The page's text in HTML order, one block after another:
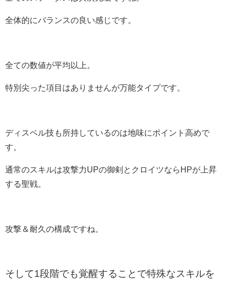
全体的にバランスの良い感じです。
全ての数値が平均以上。
特別尖った項目はありませんが万能タイプです。
ディスペル技も所持しているのは地味にポイント高めで
す。
通常のスキルは攻撃力UPの御剣とクロイツならHPが上昇
する聖戦。
攻撃＆耐久の構成ですね。
そして1段階でも覚醒することで特殊なスキルを